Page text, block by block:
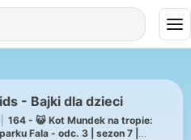
- Bajki dla dzieci
164 - 😺 Kot Mundek na tropie:
Fala - odc. 3 | sezon 7 |